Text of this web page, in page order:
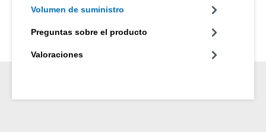
Volumen de suministro
Preguntas sobre el producto
Valoraciones